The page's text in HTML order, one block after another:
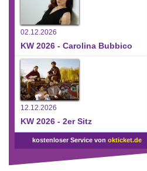
02.12.2026
KW 2026 - Carolina Bubbico
12.12.2026
KW 2026 - 2er Sitz
kostenloser Service von okticket.de